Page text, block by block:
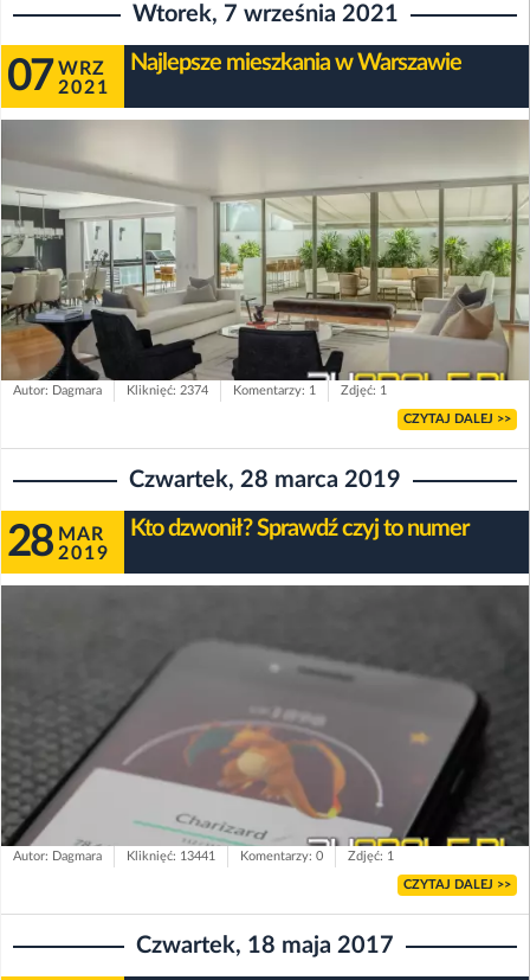
Wtorek, 7 września 2021
07 WRZ
2021
Najlepsze mieszkania w Warszawie
Autor: Dagmara Kliknięć: 2374 Komentarzy: 1 Zdjęć: 1
CZYTAJ DALEJ >>
Czwartek, 28 marca 2019
28 MAR
2019
Kto dzwonił? Sprawdź czyj to numer
Autor: Dagmara Kliknięć: 13441 Komentarzy: 0 Zdjęć: 1
CZYTAJ DALEJ >>
Czwartek, 18 maja 2017